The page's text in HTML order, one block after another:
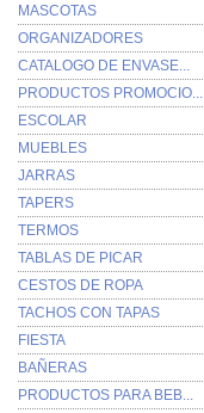
MASCOTAS
ORGANIZADORES
CATALOGO DE ENVASE...
PRODUCTOS PROMOCIO...
ESCOLAR
MUEBLES
JARRAS
TAPERS
TERMOS
TABLAS DE PICAR
CESTOS DE ROPA
TACHOS CON TAPAS
FIESTA
BAÑERAS
PRODUCTOS PARA BEB...